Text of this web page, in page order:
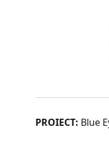
PROIECT: Blue